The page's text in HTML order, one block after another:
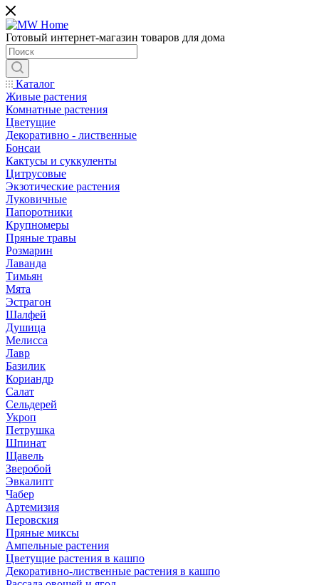
Готовый интернет-магазин товаров для дома
Каталог
Живые растения
Комнатные растения
Цветущие
Декоративно - лиственные
Бонсаи
Кактусы и суккуленты
Цитрусовые
Экзотические растения
Луковичные
Папоротники
Крупномеры
Пряные травы
Розмарин
Лаванда
Тимьян
Мята
Эстрагон
Шалфей
Душица
Мелисса
Лавр
Базилик
Кориандр
Салат
Сельдерей
Укроп
Петрушка
Шпинат
Щавель
Зверобой
Эвкалипт
Чабер
Артемизия
Перовския
Пряные миксы
Ампельные растения
Цветущие растения в кашпо
Декоративно-лиственные растения в кашпо